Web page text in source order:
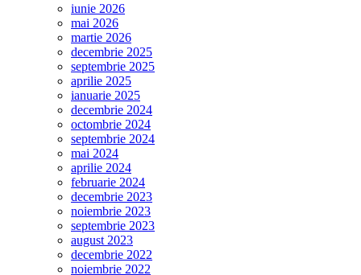
iunie 2026
mai 2026
martie 2026
decembrie 2025
septembrie 2025
aprilie 2025
ianuarie 2025
decembrie 2024
octombrie 2024
septembrie 2024
mai 2024
aprilie 2024
februarie 2024
decembrie 2023
noiembrie 2023
septembrie 2023
august 2023
decembrie 2022
noiembrie 2022